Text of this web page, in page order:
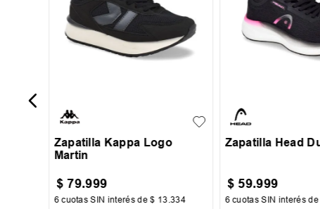
39
Zapatilla Kappa Logo
Martin
$ 79.999
6 cuotas SIN interés de$ 13.334
40
Zapatilla Head
$ 59.999
6 cuotas SIN interés